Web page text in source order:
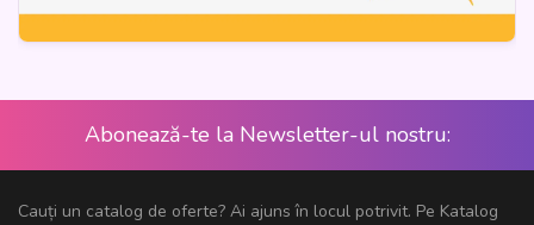
Abonează-te la Newsletter-ul nostru:
Cauți un catalog de oferte? Ai ajuns în locul potrivit. Pe Katalog